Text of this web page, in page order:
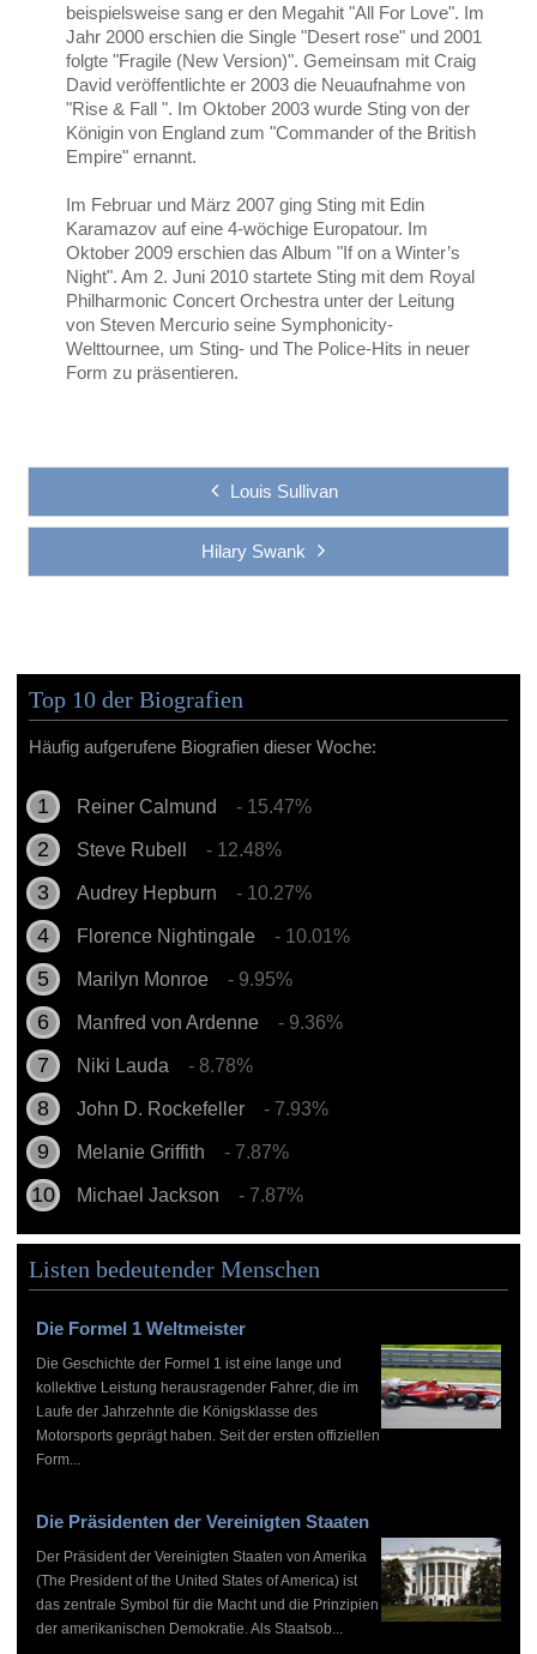
beispielsweise sang er den Megahit "All For Love". Im
Jahr 2000 erschien die Single "Desert rose" und 2001
folgte "Fragile (New Version)". Gemeinsam mit Craig
David veröffentlichte er 2003 die Neuaufnahme von
"Rise & Fall ". Im Oktober 2003 wurde Sting von der
Königin von England zum "Commander of the British
Empire" ernannt.
Im Februar und März 2007 ging Sting mit Edin
Karamazov auf eine 4-wöchige Europatour. Im
Oktober 2009 erschien das Album "If on a Winter’s
Night". Am 2. Juni 2010 startete Sting mit dem Royal
Philharmonic Concert Orchestra unter der Leitung
von Steven Mercurio seine Symphonicity-
Welttournee, um Sting- und The Police-Hits in neuer
Form zu präsentieren.
Louis Sullivan
Hilary Swank
Top 10 der Biografien
Häufig aufgerufene Biografien dieser Woche:
Reiner Calmund - 15.47%
Steve Rubell - 12.48%
Audrey Hepburn - 10.27%
Florence Nightingale - 10.01%
Marilyn Monroe - 9.95%
Manfred von Ardenne - 9.36%
Niki Lauda - 8.78%
John D. Rockefeller - 7.93%
Melanie Griffith - 7.87%
Michael Jackson - 7.87%
Listen bedeutender Menschen
Die Formel 1 Weltmeister
Die Geschichte der Formel 1 ist eine lange und
kollektive Leistung herausragender Fahrer, die im
Laufe der Jahrzehnte die Königsklasse des
Motorsports geprägt haben. Seit der ersten offiziellen
Form...
Die Präsidenten der Vereinigten Staaten
Der Präsident der Vereinigten Staaten von Amerika
(The President of the United States of America) ist
das zentrale Symbol für die Macht und die Prinzipien
der amerikanischen Demokratie. Als Staatsob...